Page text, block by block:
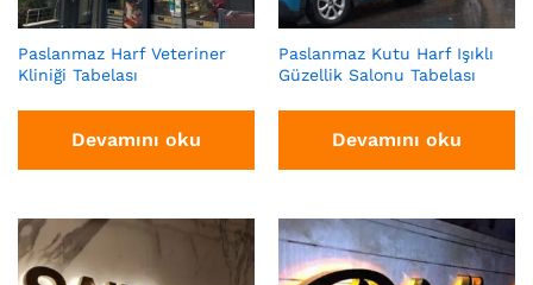
Paslanmaz Harf Veteriner
Kliniği Tabelası
Devamını oku
Paslanmaz Kutu Harf Işıklı
Güzellik Salonu Tabelası
Devamını oku